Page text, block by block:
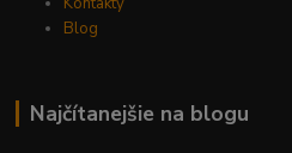
Blog
Najčítanejšie na blogu